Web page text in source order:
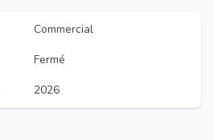
Commercial
Fermé
2026